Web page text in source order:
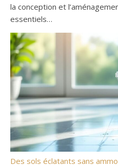
la conception et
essentiels…
Des sols éclatants sans